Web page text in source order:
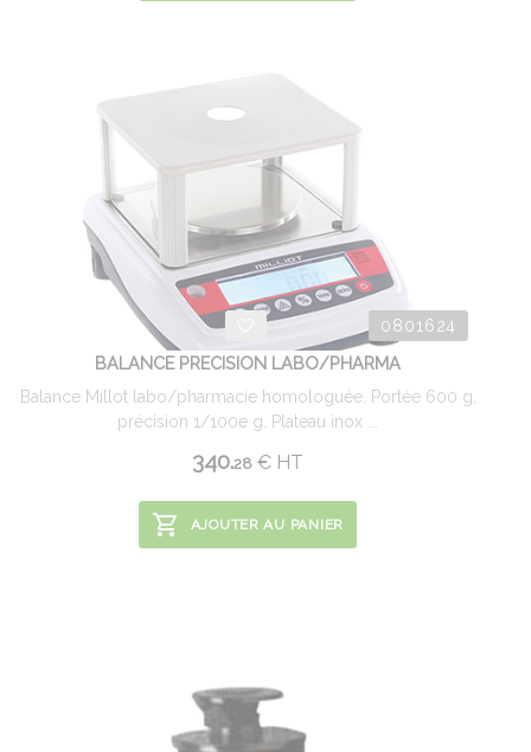
0801624
BALANCE PRECISION LABO/PHARMA
Balance Millot labo/pharmacie homologuée. Portée 600 g,
précision 1/100e g. Plateau inox ...
340.28 € HT
AJOUTER AU PANIER